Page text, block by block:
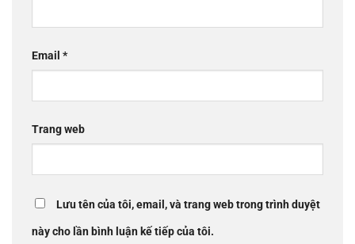
Email *
Trang web
Lưu tên của tôi, email, và trang web trong trình duyệt
này cho lần bình luận kế tiếp của tôi.